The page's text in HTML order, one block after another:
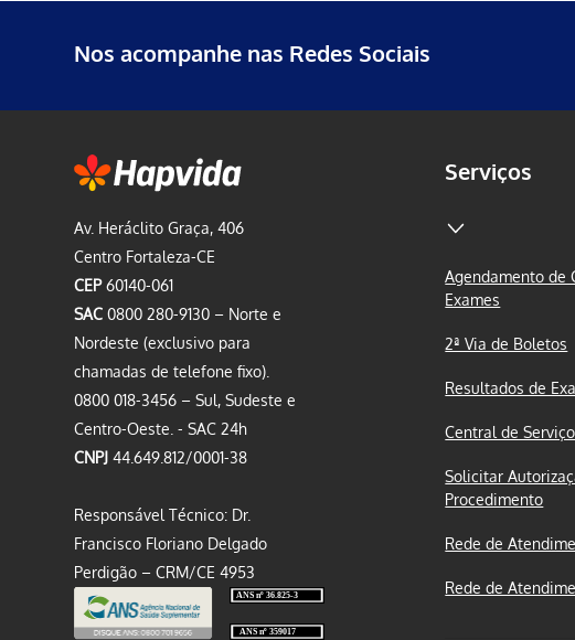
Nos acompanhe nas Redes Sociais
Av. Heráclito Graça, 406
Centro Fortaleza-CE
CEP60140-061
SAC0800 280-9130 – Norte e
Nordeste (exclusivo para
chamadas de telefone fixo).
0800 018-3456 – Sul, Sudeste e
Centro-Oeste. - SAC 24h
CNPJ44.649.812/0001-38
Responsável Técnico: Dr.
Francisco Floriano Delgado
Perdigão – CRM/CE 4953
Serviços
Agendamento de
Exames
2ª Via de Boletos
Resultados de
Central de
Solicitar
Procedimento
Rede de
Rede de